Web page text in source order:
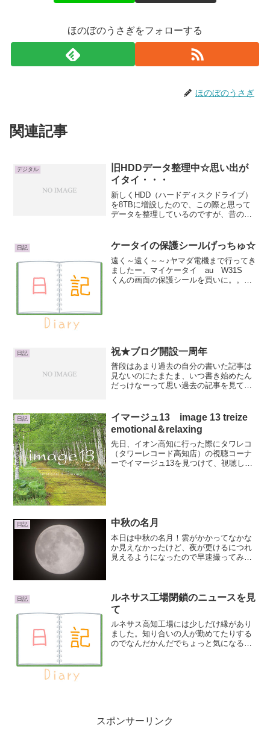
ほのぼのうさぎをフォローする
ほのぼのうさぎ
関連記事
デジタル
旧HDDデータ整理中☆思い出が
イタイ・・・
新しくHDD（ハードディスクドライブ）
を8TBに増設したので、この際と思って
データを整理しているのですが、昔の
と、2007年頃に使用し...
日記 ケータイの保護シールげっちゅ☆
遠く～遠く～～♪ヤマダ電機まで行ってき
ましたー。マイケータイ au W31S
くんの画面の保護シールを買いに。。。
日記 祝★ブログ開設一周年
普段はあまり過去の自分の書いた記事は
見ないのにたまたま、いつ書き始めたん
だっけなーって思い過去の記事を見てみ
てすごいなぁ。恐れ入ります。このブロ
グを...
日記
イマージュ13 image 13 treize
emotional＆relaxing
先日、イオン高知に行った際にタワレコ
（タワーレコード高知店）の視聴コーナ
ーでイマージュ13を見つけて、視聴して
日記 中秋の名月
本日は中秋の名月！雲がかかってなかな
か見えなかったけど、夜が更けるにつれ
見えるようになったので早速撮ってみま
D2Xレンズ：...
日記
ルネサス工場閉鎖のニュースを見
て
ルネサス高知工場には少しだけ縁があり
ました。知り合いの人が勤めてたりする
のでなんだかんだでちょっと気になるル
スポンサーリンク